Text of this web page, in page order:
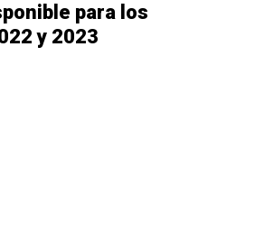
para los
y 2023